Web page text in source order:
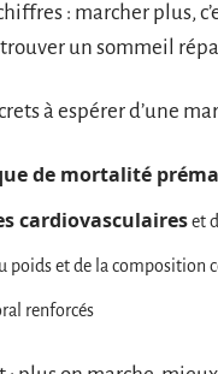
: marcher plus,
un sommeil
à espérer d’une
de mortalité
cardiovasculaireset
poids et de la composition
renforcés